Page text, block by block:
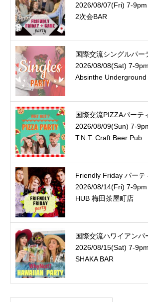
2026/08/07(Fri) 7-9pm
2次会BAR
国際交流シングルパー
2026/08/08(Sat) 7-9pm
Absinthe Underground
国際交流PIZZAパーテ
2026/08/09(Sun) 7-
T.N.T. Craft Beer Pub
Friendly Friday パーテ
2026/08/14(Fri) 7-9pm
HUB 梅田茶屋町店
国際交流ハワイアンパ
2026/08/15(Sat) 7-9pm
SHAKA BAR